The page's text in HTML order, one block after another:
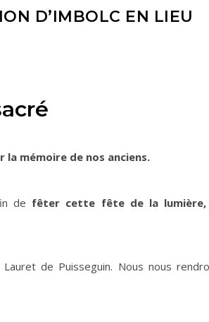
D’IMBOLC EN LIEU
mémoire de nos anciens.
de fêter cette fête de la lumière,
de Puisseguin. Nous nous